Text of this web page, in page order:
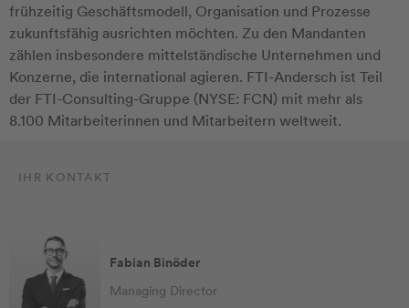
frühzeitig Geschäftsmodell, Organisation und Prozesse
zukunftsfähig ausrichten möchten. Zu den Mandanten
zählen insbesondere mittelständische Unternehmen und
Konzerne, die international agieren. FTI-Andersch ist Teil
der FTI-Consulting-Gruppe (NYSE: FCN) mit mehr als
8.100 Mitarbeiterinnen und Mitarbeitern weltweit.
IHR KONTAKT
Fabian Binöder
Managing Director